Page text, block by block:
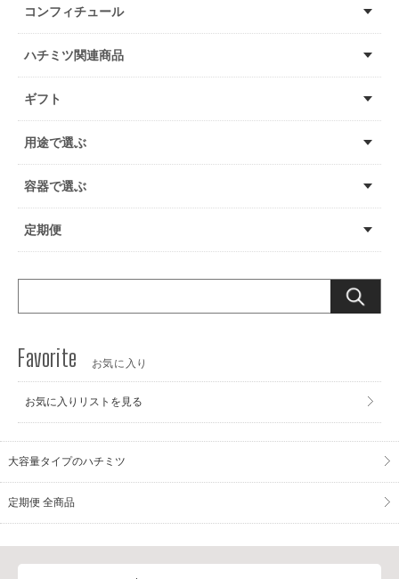
コンフィチュール
ハチミツ関連商品
ギフト
用途で選ぶ
容器で選ぶ
定期便
お気に入り
お気に入りリストを見る
大容量タイプのハチミツ
定期便 全商品